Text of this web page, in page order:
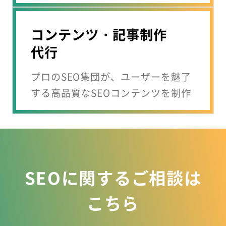
コンテンツ・記事制作
代行
プロのSEO集団が、ユーザーを魅了
する高品質なSEOコンテンツを制作
SEOに関するご相談は
こちら